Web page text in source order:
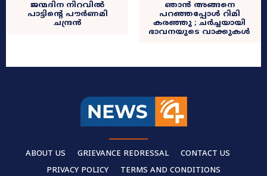
ജന്മദിന നിറവിൽ
പാട്ടിന്റെ പൗർണമി
ചന്ദ്രൻ
ഞാൻ അങ്ങനെ
പറഞ്ഞപ്പോൾ റിമി
കരഞ്ഞു ; ചർച്ചയായി
ഭാവനയുടെ വാക്കുകൾ
ABOUT US GRIEVANCE REDRESSAL
CONTACT US
PRIVACY POLICY
TERMS AND CONDITIONS